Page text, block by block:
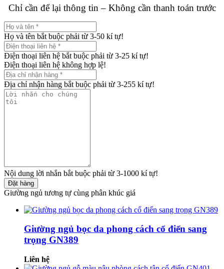
Chỉ cần để lại thông tin – Không cần thanh toán trước
Họ và tên bắt buộc phải từ 3-50 kí tự!
Điện thoại liên hệ bắt buộc phải từ 3-25 kí tự!
Điện thoại liên hệ không hợp lệ!
Địa chỉ nhận hàng bắt buộc phải từ 3-255 kí tự!
Nội dung lời nhắn bắt buộc phải từ 3-1000 kí tự!
Đặt hàng
Giường ngủ tương tự cùng phân khúc giá
Giường ngủ bọc da phong cách cổ điển sang
trọng GN389
Liên hệ